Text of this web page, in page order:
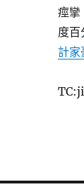
痙攣
度百
計家